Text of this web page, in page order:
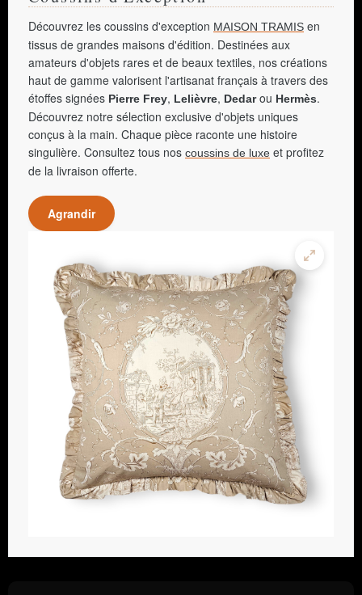
Découvrez les coussins d'exception MAISON TRAMIS en
tissus de grandes maisons d'édition. Destinées aux
amateurs d'objets rares et de beaux textiles, nos créations
haut de gamme valorisent l'artisanat français à travers des
étoffes signées Pierre Frey, Lelièvre, Dedarou Hermès.
Découvrez notre sélection exclusive d'objets uniques
conçus à la main. Chaque pièce raconte une histoire
singulière. Consultez tous nos coussins de luxe et profitez
de la livraison offerte.
Agrandir